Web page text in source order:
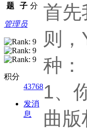
题
子 分
管理员
积分
43768
发消
息
首先
则
种：
1、
曲版